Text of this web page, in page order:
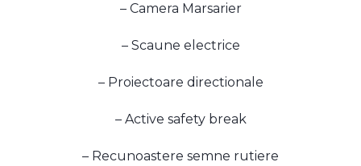
– Camera Marsarier
– Scaune electrice
– Proiectoare directionale
– Active safety break
– Recunoastere semne rutiere